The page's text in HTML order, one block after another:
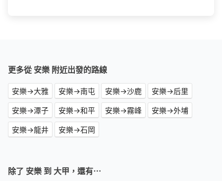
更多從 安樂 附近出發的路線
安樂→大雅 安樂→南屯 安樂→沙鹿
安樂→后里
安樂→潭子
安樂→和平 安樂→霧峰
安樂→外埔
安樂→龍井
安樂→石岡
除了 安樂 到 大甲，還有⋯